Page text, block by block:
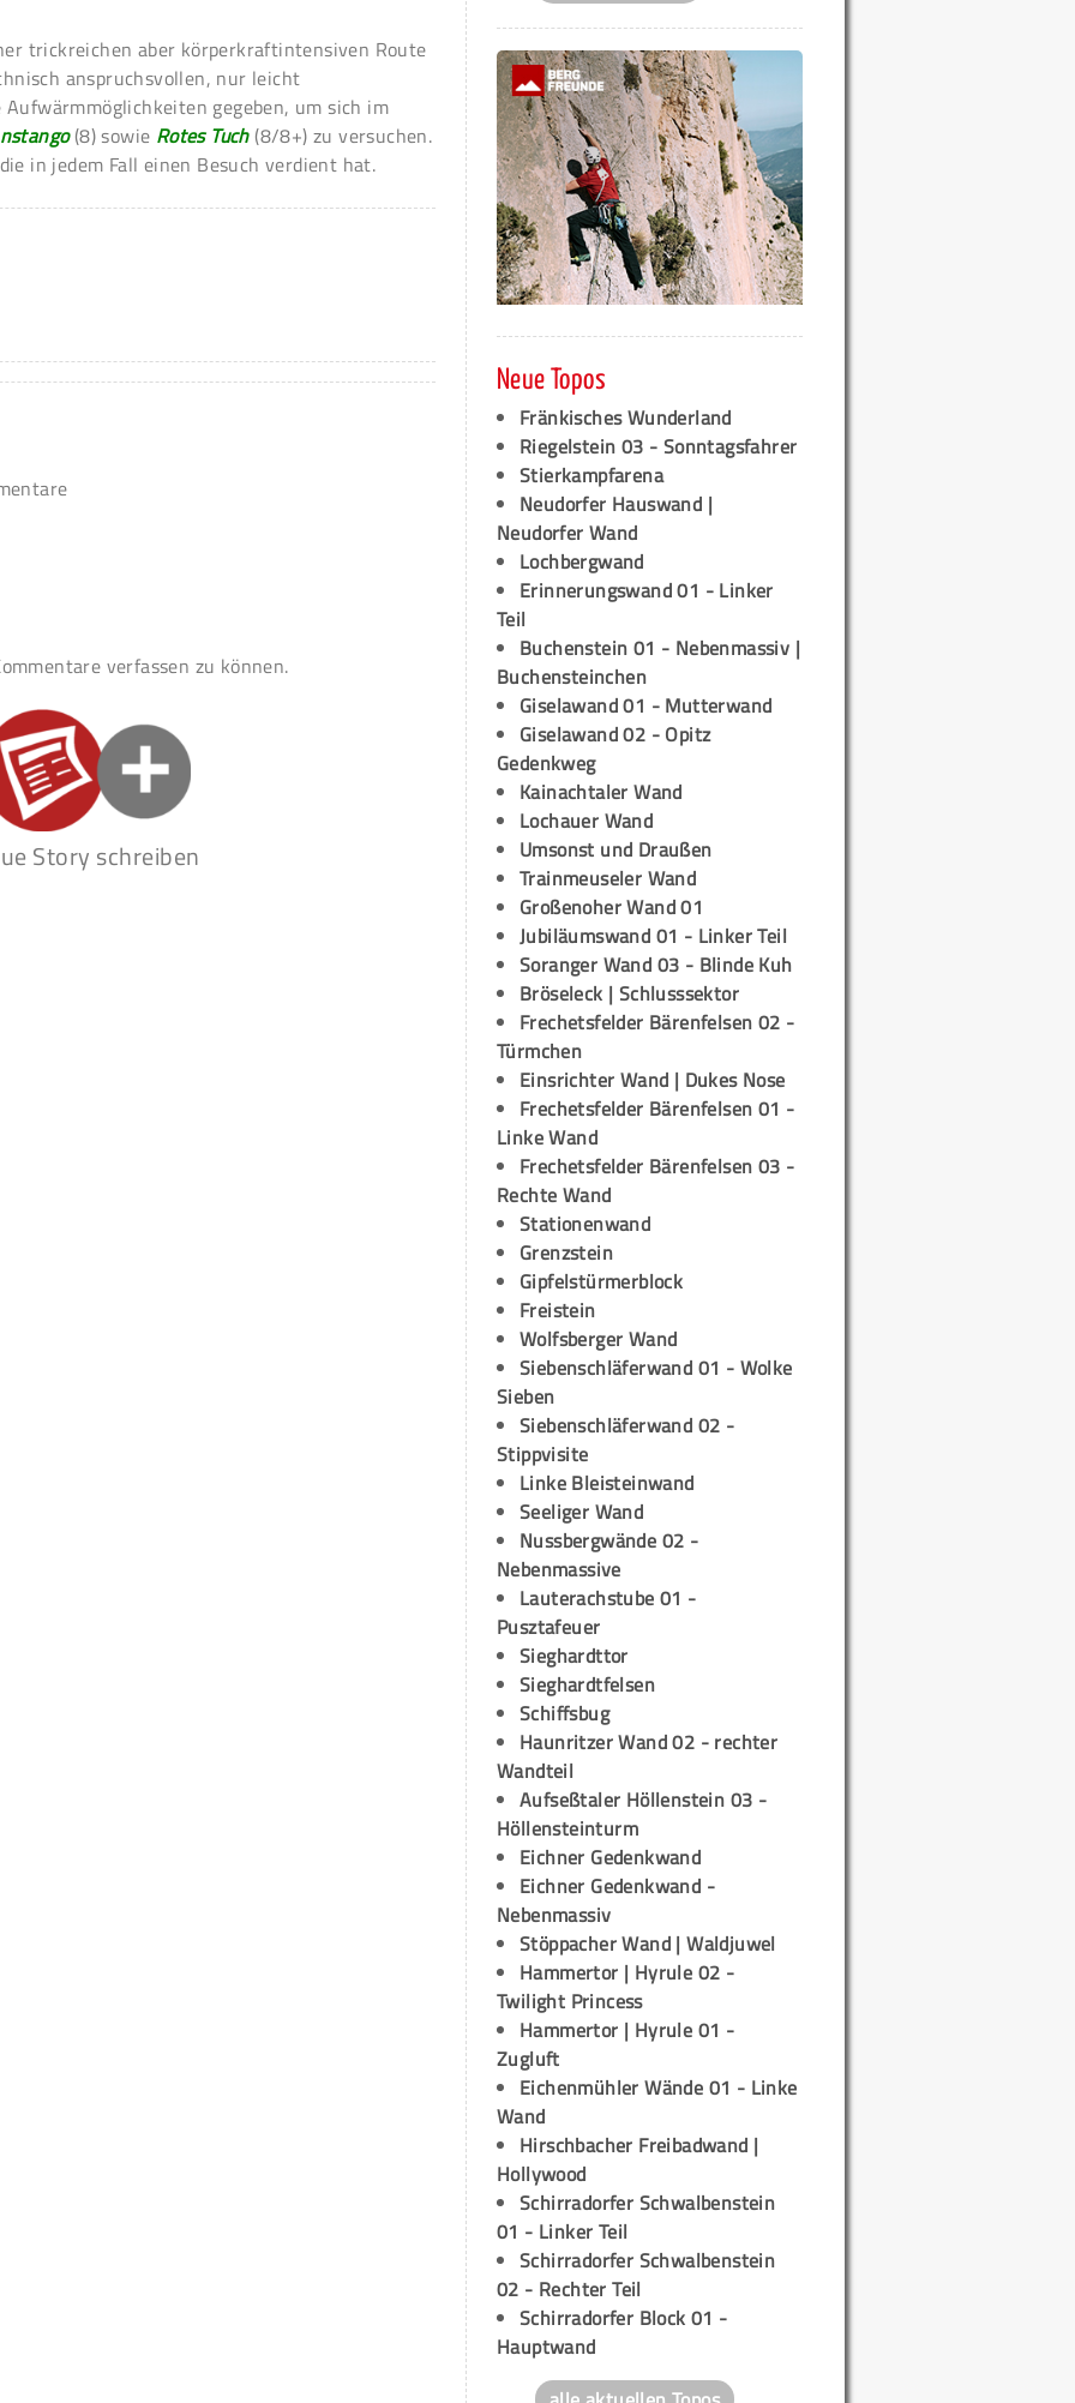
trickreichen aber körperkraftintensiven Route
anspruchsvollen, nur leicht
gegeben, um sich im
(8) sowie Rotes Tuch(8/8+) zu versuchen.
in jedem Fall einen Besuch verdient hat.
verfassen zu können.
Story schreiben
Neue Topos
Fränkisches Wunderland
Riegelstein 03 - Sonntagsfahrer
Stierkampfarena
Neudorfer Hauswand |
Neudorfer Wand
Lochbergwand
Erinnerungswand 01 - Linker
Teil
Buchenstein 01 - Nebenmassiv |
Buchensteinchen
Giselawand 01 - Mutterwand
Giselawand 02 - Opitz
Gedenkweg
Kainachtaler Wand
Lochauer Wand
Umsonst und Draußen
Trainmeuseler Wand
Großenoher Wand 01
Jubiläumswand 01 - Linker Teil
Soranger Wand 03 - Blinde Kuh
Bröseleck | Schlusssektor
Frechetsfelder Bärenfelsen 02 -
Türmchen
Einsrichter Wand | Dukes Nose
Frechetsfelder Bärenfelsen 01 -
Linke Wand
Frechetsfelder Bärenfelsen 03 -
Rechte Wand
Stationenwand
Grenzstein
Gipfelstürmerblock
Freistein
Wolfsberger Wand
Siebenschläferwand 01 - Wolke
Sieben
Siebenschläferwand 02 -
Stippvisite
Linke Bleisteinwand
Seeliger Wand
Nussbergwände 02 -
Nebenmassive
Lauterachstube 01 -
Pusztafeuer
Sieghardttor
Sieghardtfelsen
Schiffsbug
Haunritzer Wand 02 - rechter
Wandteil
Aufseßtaler Höllenstein 03 -
Höllensteinturm
Eichner Gedenkwand
Eichner Gedenkwand -
Nebenmassiv
Stöppacher Wand | Waldjuwel
Hammertor | Hyrule 02 -
Twilight Princess
Hammertor | Hyrule 01 -
Zugluft
Eichenmühler Wände 01 - Linke
Wand
Hirschbacher Freibadwand |
Hollywood
Schirradorfer Schwalbenstein
01 - Linker Teil
Schirradorfer Schwalbenstein
02 - Rechter Teil
Schirradorfer Block 01 -
Hauptwand